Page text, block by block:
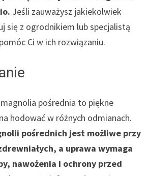
Jeśli zauważysz jakiekolwiek
się z ogrodnikiem lub specjalistą
Ci w ich rozwiązaniu.
pośrednia to piękne
hodować w różnych odmianach.
pośrednich jest możliwe przy
a uprawa wymaga
nawożenia i ochrony przed